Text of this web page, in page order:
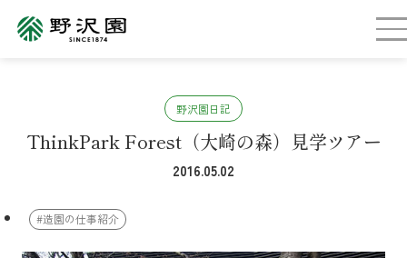
野沢園日記
ThinkPark Forest（大崎の森）見学ツアー
2016.05.02
#造園の仕事紹介